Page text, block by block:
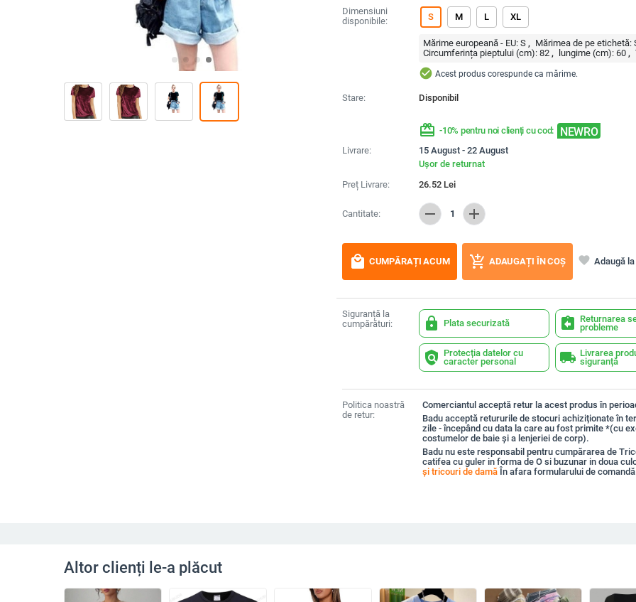
Dimensiuni
disponibile:
S M L XL
Mărime europeană - EU: S Mărimea de pe etichetă:
Circumferința pieptului (cm): 82 lungime (cm): 60
check_circle Acest produs corespunde ca mărime.
Stare: Disponibil
redeem -10% pentru noi clienți cu cod: NEWRO
Livrare:
15 August - 22 August
Ușor de returnat
Preț Livrare:
26.52Lei
Cantitate: remove 1 add
local_mall CUMPĂRAȚI ACUM add_shopping_cart ADAUGAȚI ÎN COȘ favorite Adaugă
Siguranță la
cumpărături:
lock Plata securizată assignment_return Returnarea
probleme
policy Protecția datelor cu
caracter personal
local_shipping Livrarea
siguranță
Politica noastră
de retur:
Comerciantul acceptă retur la acest produs în
Badu acceptă retururile de stocuri achiziționate în
zile - începând cu data la care au fost primite *(cu
costumelor de baie și a lenjeriei de corp).
Badu nu este responsabil pentru cumpărarea de
catifea cu guler in forma de O si buzunar in doua
și tricouri de damăÎn afara formularului de
Altor clienți le-a plăcut